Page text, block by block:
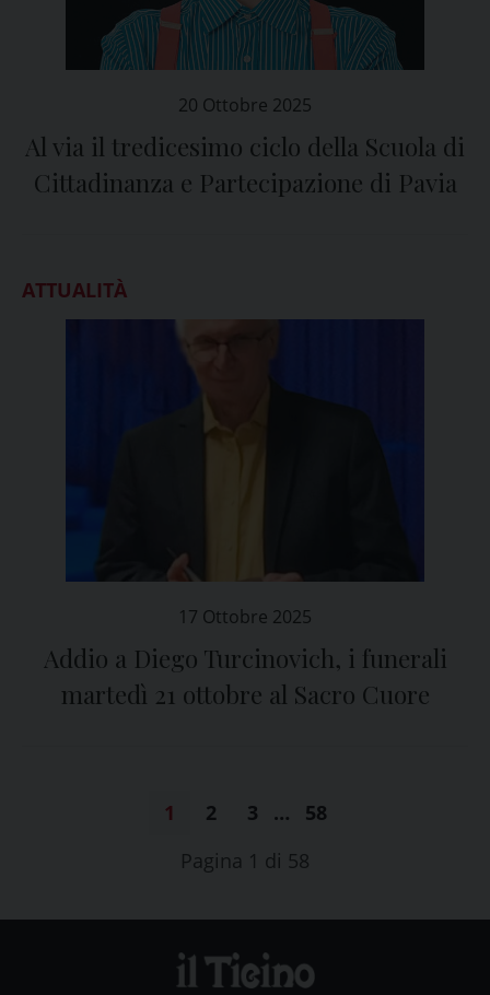
20 Ottobre 2025
Al via il tredicesimo ciclo della Scuola di
Cittadinanza e Partecipazione di Pavia
ATTUALITÀ
17 Ottobre 2025
Addio a Diego Turcinovich, i funerali
martedì 21 ottobre al Sacro Cuore
1 2 3 …
58
Pagina 1 di 58